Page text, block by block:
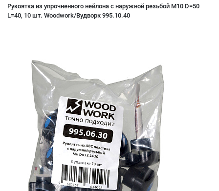
Рукоятка из упрочненного нейлона с наружной резьбой M10 D=50
L=40, 10 шт. Woodwork/Вудворк 995.10.40